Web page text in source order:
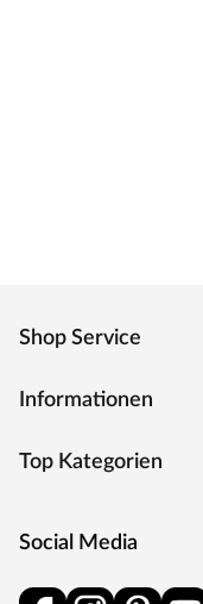
Shop Service
Informationen
Top Kategorien
Social Media